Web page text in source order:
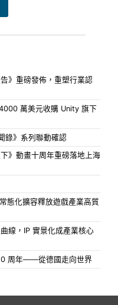
》重磅發佈，重塑行業認
萬美元收購 Unity 旗下
錄》系列聯動確認
》動畫十周年重磅落地上海
態化擴容釋放遊戲產業高質
線，IP 實景化成產業核心
周年——從德國走向世界